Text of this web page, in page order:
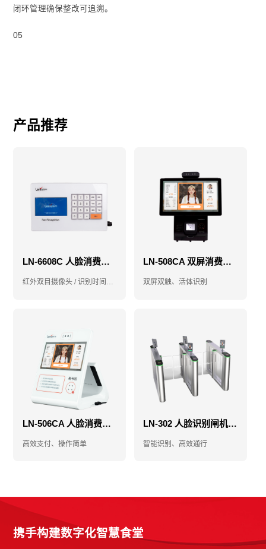
闭环管理确保整改可追溯。
05
产品推荐
LN-6608C 人脸消费机-售饭机-消费机
红外双目摄像头 / 识别时间小于1秒
LN-508CA 双屏消费机-售饭机-消费机
双屏双触、活体识别
LN-506CA 人脸消费机-消费机-售饭机
高效支付、操作简单
LN-302 人脸识别闸机-人脸门禁闸机-食堂门禁闸机
智能识别、高效通行
携手构建数字化智慧食堂